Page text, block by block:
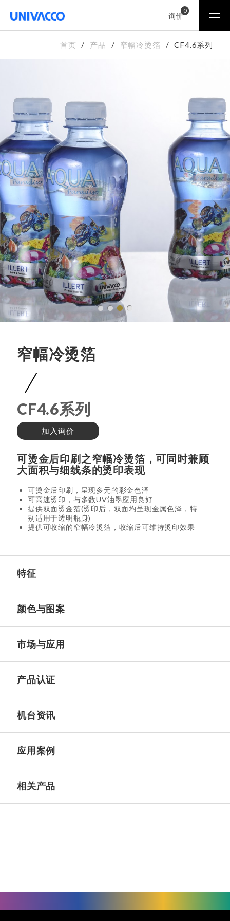
询价
0
首页 产品 窄幅冷烫箔 CF4.6系列
窄幅冷烫箔
CF4.6系列
加入询价
可烫金后印刷之窄幅冷烫箔，可同时兼顾
大面积与细线条的烫印表现
可烫金后印刷，呈现多元的彩金色泽
可高速烫印，与多数UV油墨应用良好
提供双面烫金箔(烫印后，双面均呈现金属色泽，特
别适用于透明瓶身)
提供可收缩的窄幅冷烫箔，收缩后可维持烫印效果
特征
颜色与图案
市场与应用
产品认证
机台资讯
应用案例
相关产品